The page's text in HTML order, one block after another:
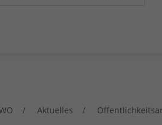
Aktuelles